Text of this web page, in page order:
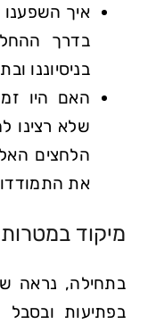
איך השפענו
בדרך
בניסיוננו
האם היו
שלא רצינו
הלחצים
את
מיקוד
בתחילה, נראה
בפתיעות